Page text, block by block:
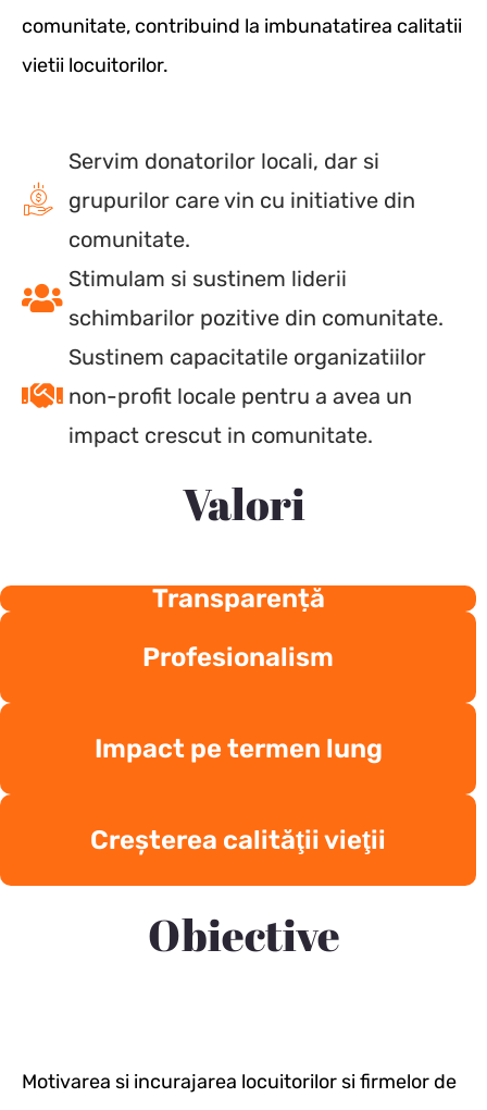
comunitate, contribuind la imbunatatirea calitatii
vietii locuitorilor.
Servim donatorilor locali, dar si
grupurilor care vin cu initiative din
comunitate.
Stimulam si sustinem liderii
schimbarilor pozitive din comunitate.
Sustinem capacitatile organizatiilor
non-profit locale pentru a avea un
impact crescut in comunitate.
Valori
Transparență
Profesionalism
Impact pe termen lung
Creşterea calităţii vieţii
Obiective
Motivarea si incurajarea locuitorilor si firmelor de